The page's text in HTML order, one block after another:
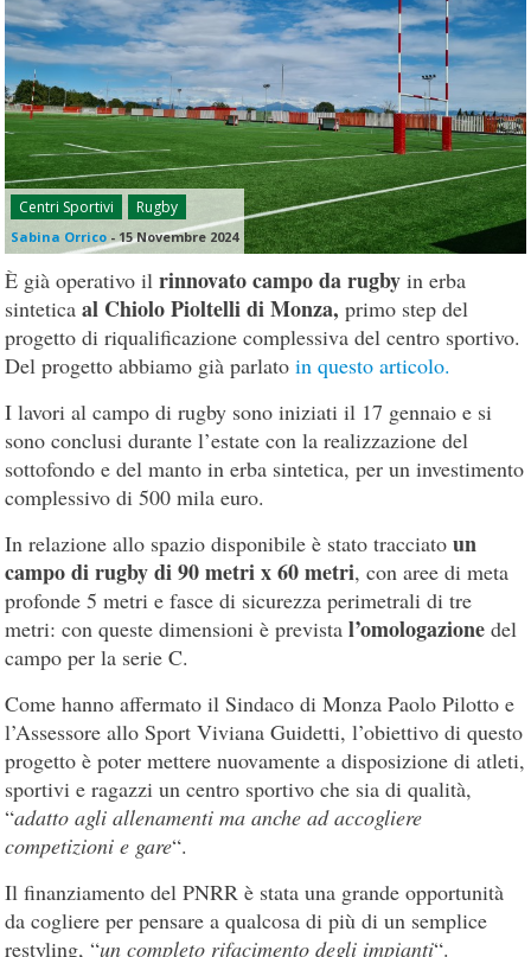
Centri Sportivi Rugby
Sabina Orrico - 15 Novembre 2024
È già operativo ilrinnovato campo da rugbyin erba
sinteticaal Chiolo Pioltelli di Monza, primo step del
progetto di riqualificazione complessiva del centro sportivo.
Del progetto abbiamo già parlatoin questo articolo.
I lavori al campo di rugby sono iniziati il 17 gennaio e si
sono conclusi durante l’estate con la realizzazione del
sottofondo e del manto in erba sintetica, per un investimento
complessivo di 500 mila euro.
In relazione allo spazio disponibile è stato tracciatoun
campo di rugby di 90 metri x 60 metri, con aree di meta
profonde 5 metri e fasce di sicurezza perimetrali di tre
metri: con queste dimensioni è previstal’omologazione del
campo per la serie C.
Come hanno affermato il Sindaco di Monza Paolo Pilotto e
l’Assessore allo Sport Viviana Guidetti, l’obiettivo di questo
progetto è poter mettere nuovamente a disposizione di atleti,
sportivi e ragazzi un centro sportivo che sia di qualità,
“adatto agli allenamenti ma anche ad accogliere
competizioni e gare“.
Il finanziamento del PNRR è stata una grande opportunità
da cogliere per pensare a qualcosa di più di un semplice
restyling, “un completo rifacimento degli impianti“.